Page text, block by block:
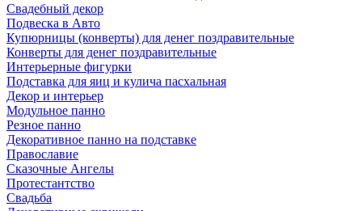
Свадебный декор
Подвеска в Авто
Купюрницы (конверты) для денег поздравительные
Конверты для денег поздравительные
Интерьерные фигурки
Подставка для яиц и кулича пасхальная
Декор и интерьер
Модульное панно
Резное панно
Декоративное панно на подставке
Православие
Сказочные Ангелы
Протестантство
Свадьба